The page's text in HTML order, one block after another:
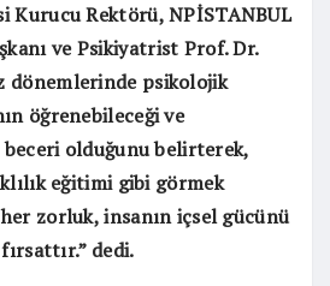
Kurucu Rektörü, NPİSTANBUL
ve Psikiyatrist Prof. Dr.
dönemlerinde psikolojik
öğrenebileceği ve
olduğunu belirterek,
eğitimi gibi görmek
zorluk, insanın içsel gücünü
dedi.